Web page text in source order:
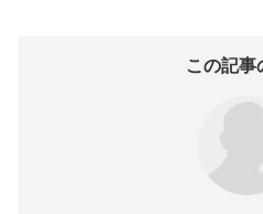
この記事